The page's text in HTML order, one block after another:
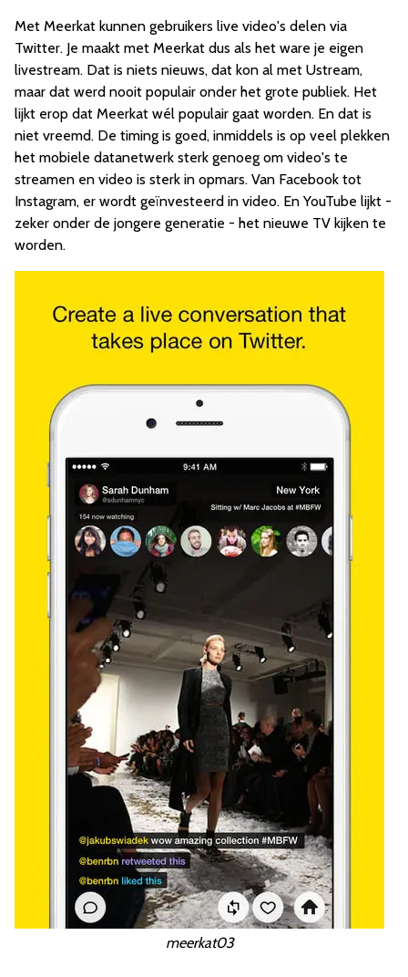
Met Meerkat kunnen gebruikers live video's delen via
Twitter. Je maakt met Meerkat dus als het ware je eigen
livestream. Dat is niets nieuws, dat kon al met Ustream,
maar dat werd nooit populair onder het grote publiek. Het
lijkt erop dat Meerkat wél populair gaat worden. En dat is
niet vreemd. De timing is goed, inmiddels is op veel plekken
het mobiele datanetwerk sterk genoeg om video's te
streamen en video is sterk in opmars. Van Facebook tot
Instagram, er wordt geïnvesteerd in video. En YouTube lijkt -
zeker onder de jongere generatie - het nieuwe TV kijken te
worden.
meerkat03